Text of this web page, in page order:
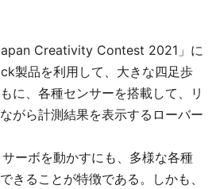
Creativity Contest 2021」に
製品を利用して、大きな四足歩
に、各種センサーを搭載して、リ
がら計測結果を表示するローバー
ーボを動かすにも、多様な各種
きることが特徴である。しかも、